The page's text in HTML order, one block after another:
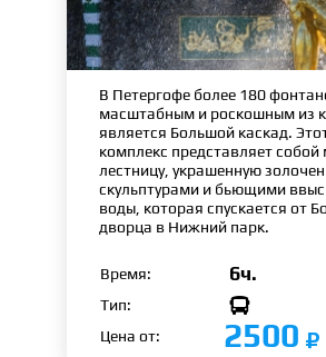
В Петергофе более 180
масштабным и роскошным из
является Большой каскад.
комплекс представляет
лестницу, украшенную
скульптурами и бьющими
воды, которая спускается от
дворца в Нижний парк.
Время: 6ч.
Тип: 
Цена от: 2500